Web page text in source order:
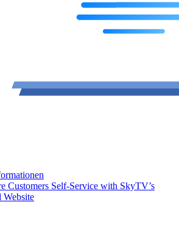
Customers Self-Service with SkyTV’s
Website